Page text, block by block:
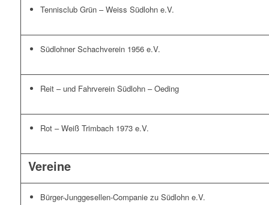
Tennisclub Grün – Weiss Südlohn e.V.
Südlohner Schachverein 1956 e.V.
Reit – und Fahrverein Südlohn – Oeding
Rot – Weiß Trimbach 1973 e.V.
Vereine
Bürger-Junggesellen-Companie zu Südlohn e.V.